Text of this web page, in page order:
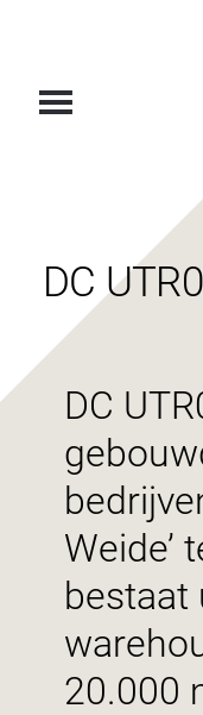
DC
DC
Weide’
bestaat
20.000